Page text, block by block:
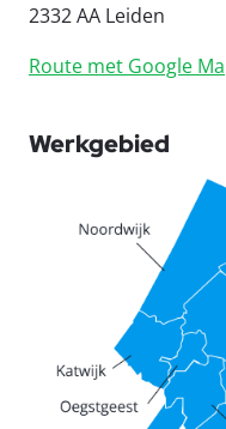
2332 AA Leiden
Route met Google
Werkgebied